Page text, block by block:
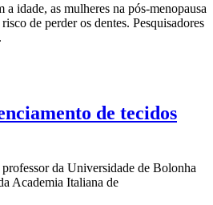
as mulheres na pós-menopausa
de perder os dentes. Pesquisadores
de tecidos
da Universidade de Bolonha
Academia Italiana de